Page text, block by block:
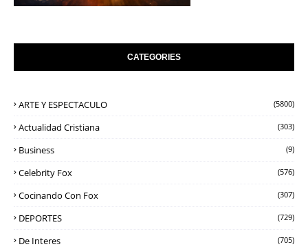
CATEGORIES
ARTE Y ESPECTACULO (5800)
Actualidad Cristiana (303)
Business (9)
Celebrity Fox (576)
Cocinando Con Fox (307)
DEPORTES (729)
De Interes (705)